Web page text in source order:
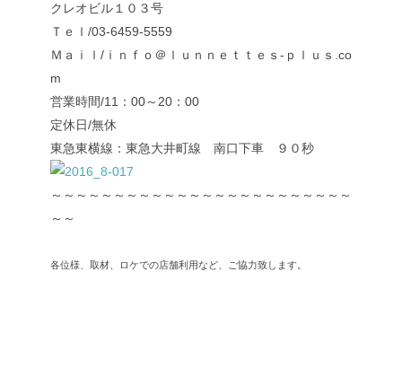
クレオビル１０３号
Ｔｅｌ/03-6459-5559
Ｍａｉｌ/ｉｎｆｏ＠ｌｕｎｎｅｔｔｅｓ-ｐｌｕｓ.co
m
営業時間/11：00～20：00
定休日/無休
東急東横線：東急大井町線 南口下車 ９０秒
～～～～～～～～～～～～～～～～～～～～～～～～
～～
各位様、取材、ロケでの店舗利用など、ご協力致します。